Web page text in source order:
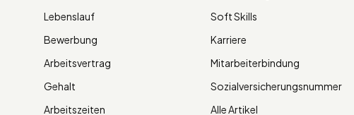
Lebenslauf
Bewerbung
Arbeitsvertrag
Gehalt
Arbeitszeiten
Soft Skills
Karriere
Mitarbeiterbindung
Sozialversicherungsnummer
Alle Artikel